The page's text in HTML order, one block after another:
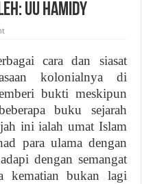
UU Hamidy
cara dan siasat
kolonialnya di
bukti meskipun
buku sejarah
ini ialah umat Islam
para ulama dengan
dengan semangat
kematian bukan lagi